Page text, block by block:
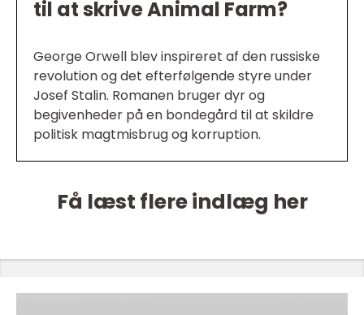
til at skrive Animal Farm?
George Orwell blev inspireret af den russiske
revolution og det efterfølgende styre under
Josef Stalin. Romanen bruger dyr og
begivenheder på en bondegård til at skildre
politisk magtmisbrug og korruption.
Få læst flere indlæg her